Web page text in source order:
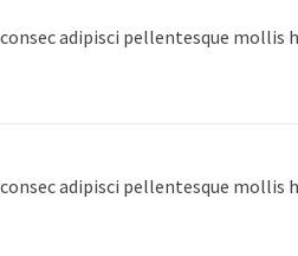
adipisci pellentesque mollis
adipisci pellentesque mollis